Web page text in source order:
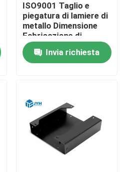
ISO9001 Taglio e
piegatura di lamiere di
metallo Dimensione
Fabricazione di
lamiere di alluminio
personalizzate
Invia richiesta